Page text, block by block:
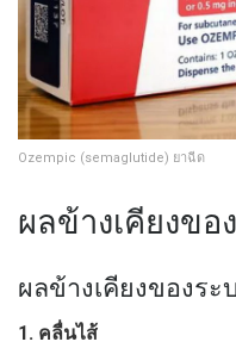
Ozempic (semaglutide) ยาฉีด
ผลข้างเคียงขอ
ผลข้างเคียงของร
1. คลื่นไส้